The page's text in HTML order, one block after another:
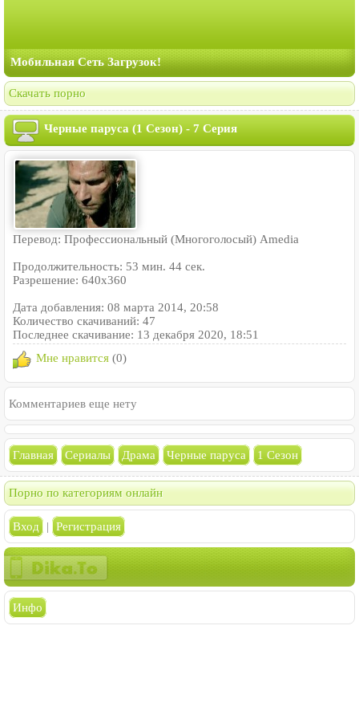
Мобильная Сеть Загрузок!
Скачать порно
Черные паруса (1 Сезон) - 7 Серия
Перевод: Профессиональный (Многоголосый) Amedia
Продолжительность: 53 мин. 44 сек.
Разрешение: 640x360
Дата добавления: 08 марта 2014, 20:58
Количество скачиваний: 47
Последнее скачивание: 13 декабря 2020, 18:51
Мне нравится (0)
Комментариев еще нету
Главная Сериалы Драма Черные паруса 1 Сезон
Порно по категориям онлайн
Вход | Регистрация
Инфо